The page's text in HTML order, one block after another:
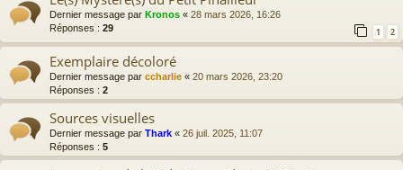
Dernier message par Kronos « 28 mars 2026, 16:26
Réponses : 29 1 2
Exemplaire décoloré
Dernier message par ccharlie « 20 mars 2026, 23:20
Réponses : 2
Sources visuelles
Dernier message par Thark « 26 juil. 2025, 11:07
Réponses : 5